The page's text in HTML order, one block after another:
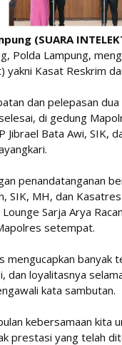
(SUARA
Polda Lampung,
yakni Kasat Reskrim
dan pelepasan
di gedung
Jibrael Bata Awi, SIK,
penandatanganan
SIK, MH, dan
Sarja Arya
setempat.
mengucapkan banyak
dan loyalitasnya
kata sambutan.
kebersamaan kita
prestasi yang telah